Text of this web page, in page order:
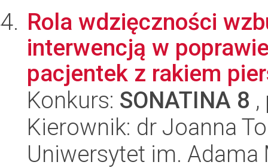
Rola wdzięczności
interwencją w
pacjentek z rakiem
Konkurs: SONATINA 8
Kierownik: dr Joanna
Uniwersytet im.